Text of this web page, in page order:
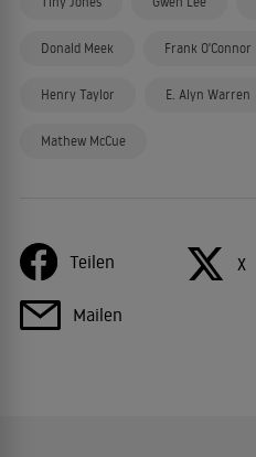
Donald Meek Frank O'Connor
Henry Taylor E. Alyn Warren
Mathew McCue
Teilen X
Mailen